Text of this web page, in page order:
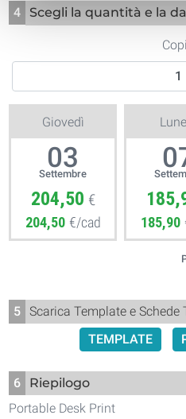
4 Scegli la quantità e la
Giovedì
03
Settembre
204,50 €
204,50 €/cad 185,90
5 Scarica Template e Schede
TEMPLATE
6
Riepilogo
Portable Desk Print